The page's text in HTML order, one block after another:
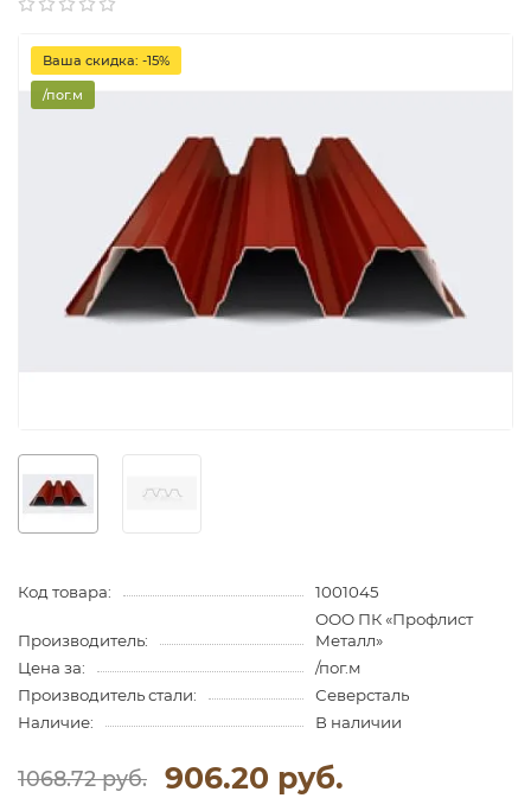
Ваша скидка: -15%
/пог.м
Код товара: 1001045
Производитель:
ООО ПК «Профлист
Металл»
Цена за:
/пог.м
Производитель стали:
Северсталь
Наличие:
В наличии
1068.72 руб. 906.20 руб.